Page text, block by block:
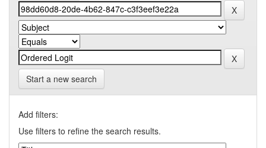
Start a new search
Add filters:
Use filters to refine the search results.